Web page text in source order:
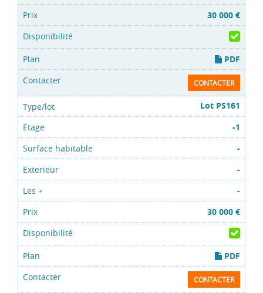
30 000 €
PDF
CONTACTER
Lot PS161
-1
-
-
-
30 000 €
PDF
CONTACTER